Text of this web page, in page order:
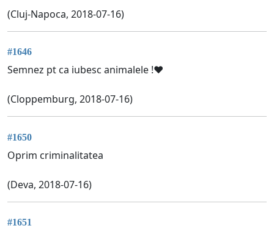
(Cluj-Napoca, 2018-07-16)
#1646
Semnez pt ca iubesc animalele !❤️
(Cloppemburg, 2018-07-16)
#1650
Oprim criminalitatea
(Deva, 2018-07-16)
#1651